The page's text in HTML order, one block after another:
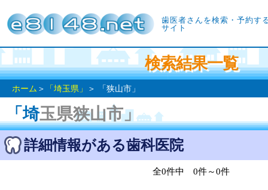
歯医者さんを検索・予約す
サイト
検索結果一覧
ホーム ＞ 「埼玉県」 ＞ 「狭山市」
「埼玉県狭山市」
詳細情報がある歯科医院
全0件中 0件～0件